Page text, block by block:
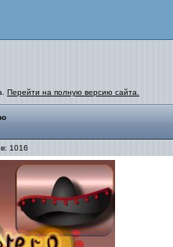
Перейти на полную версию сайта.
1016